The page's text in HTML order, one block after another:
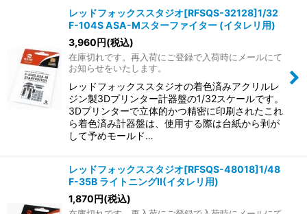
レッドフォックススタジオ[RFSQS-32128]1/32
F-104S ASA-Mスターファイター (イタレリ用)
3,960円(税込)
在庫切れです。再入荷にご登録で入荷時にメールにて
お知らせをいたします。
レッドフォックススタジオの着色済みアクリルレ
ジン製3Dプリンター計器盤の1/32スケールです。
3Dプリンターで立体的かつ精密に印刷されたこれ
ら着色済み計器盤は、使用する際は台紙から剥が
して予めモールド…
レッドフォックススタジオ[RFSQS-48018]1/48
F-35B ライトニングII(イタレリ用)
1,870円(税込)